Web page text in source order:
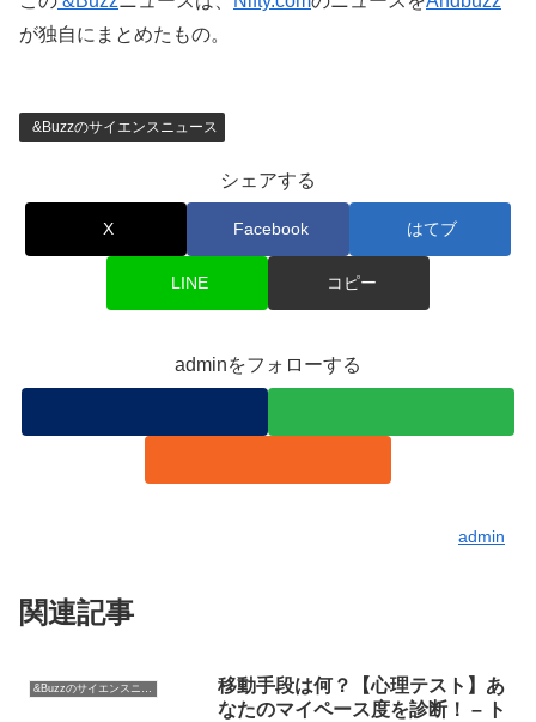
が独自にまとめたもの。
&Buzzのサイエンスニュース
シェアする
X Facebook はてブ
LINE コピー
adminをフォローする
admin
関連記事
&Buzzのサイエンスニュース
移動手段は何？【心理テスト】あ
なたのマイペース度を診断！ – ト